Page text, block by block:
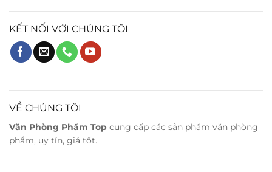
KẾT NỐI VỚI CHÚNG TÔI
VỀ CHÚNG TÔI
Văn Phòng Phẩm Top cung cấp các sản phẩm văn phòng
phẩm, uy tín, giá tốt.